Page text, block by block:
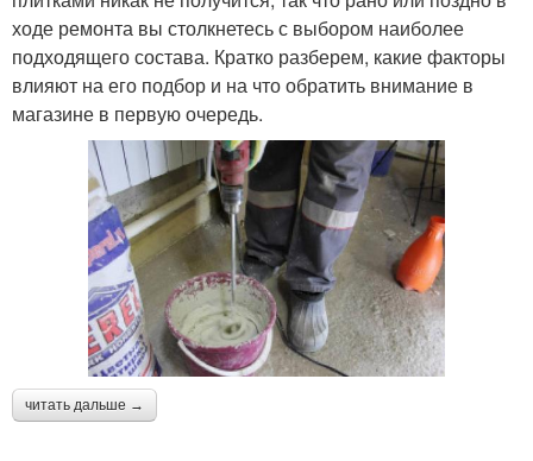
ходе ремонта вы столкнетесь с выбором наиболее
подходящего состава. Кратко разберем, какие факторы
влияют на его подбор и на что обратить внимание в
магазине в первую очередь.
читать дальше →